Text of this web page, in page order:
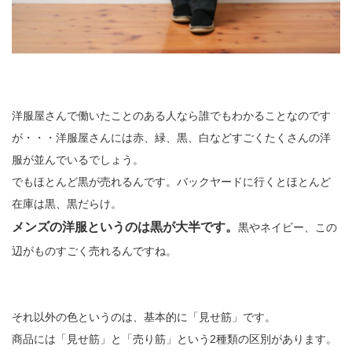
洋服屋さんで働いたことのある人なら誰でもわかることなのです
が・・・洋服屋さんには赤、緑、黒、白などすごくたくさんの洋
服が並んでいるでしょう。
でもほとんど黒が売れるんです。バックヤードに行くとほとんど
在庫は黒、黒だらけ。
メンズの洋服というのは黒が大半です。 黒やネイビー、この
辺がものすごく売れるんですね。
それ以外の色というのは、基本的に「見せ筋」です。
商品には「見せ筋」と「売り筋」という2種類の区別があります。